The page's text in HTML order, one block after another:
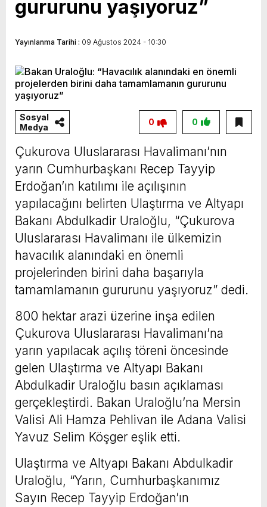
Vahap Seçer
Paylaşımda; Türkiye Belediyeler Birliği Başkanı
Kentimiz başta olmak üzere yerel yönetimlere
ilişkin birçok konuda fikir alışverişinde
bulunduk. Ortak akıl ve iş birliğiyle hayata
geçireceğimiz çalışmalar üzerine verimli bir
görüşme gerçekleştirdik. Nazik ev sahipliği ve
kıymetli değerlendirmeleri için Başkanımız
Sayın Vahap Seçer’e teşekkür ediyorum.
Vahap Seçer
gururunu yaşıyoruz”
Yayınlanma Tarihi : 09 Ağustos 2024 - 10:30
Sosyal
Medya
0
0
Çukurova Uluslararası Havalimanı’nın
yarın Cumhurbaşkanı Recep Tayyip
Erdoğan’ın katılımı ile açılışının
yapılacağını belirten Ulaştırma ve Altyapı
Bakanı Abdulkadir Uraloğlu, “Çukurova
Uluslararası Havalimanı ile ülkemizin
havacılık alanındaki en önemli
projelerinden birini daha başarıyla
tamamlamanın gururunu yaşıyoruz” dedi.
800 hektar arazi üzerine inşa edilen
Çukurova Uluslararası Havalimanı’na
yarın yapılacak açılış töreni öncesinde
gelen Ulaştırma ve Altyapı Bakanı
Abdulkadir Uraloğlu basın açıklaması
gerçekleştirdi. Bakan Uraloğlu’na Mersin
Valisi Ali Hamza Pehlivan ile Adana Valisi
Yavuz Selim Köşger eşlik etti.
Ulaştırma ve Altyapı Bakanı Abdulkadir
Uraloğlu, “Yarın, Cumhurbaşkanımız
Sayın Recep Tayyip Erdoğan’ın